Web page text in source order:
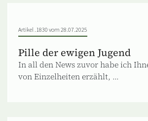
Artikel .1830 vom 28.07.2025
Pille der ewigen Jugend
In all den News zuvor habe ich
von Einzelheiten erzählt, ...